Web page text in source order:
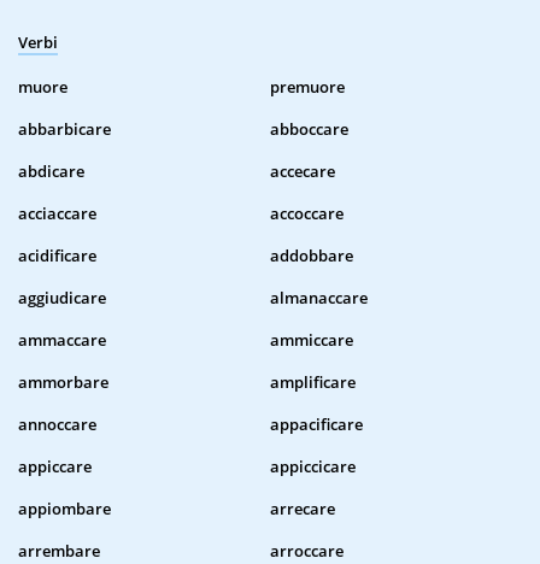
Verbi
muore
premuore
abbarbicare
abboccare
abdicare
accecare
acciaccare
accoccare
acidificare
addobbare
aggiudicare
almanaccare
ammaccare
ammiccare
ammorbare
amplificare
annoccare
appacificare
appiccare
appiccicare
appiombare
arrecare
arrembare
arroccare